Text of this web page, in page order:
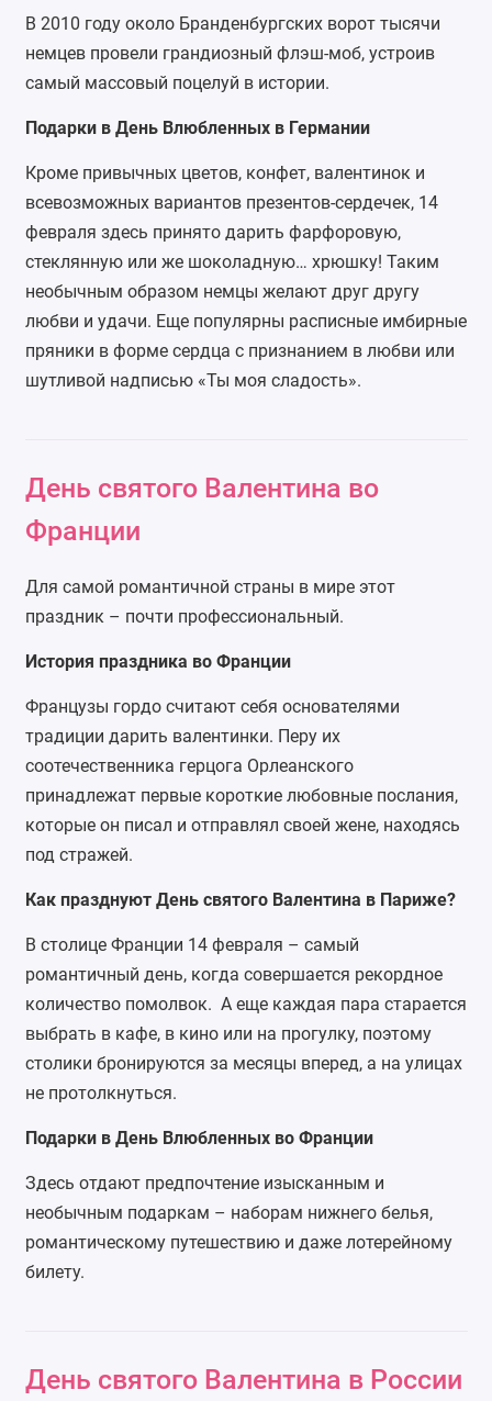
В 2010 году около Бранденбургских ворот тысячи
немцев провели грандиозный флэш-моб, устроив
самый массовый поцелуй в истории.
Подарки в День Влюбленных в Германии
Кроме привычных цветов, конфет, валентинок и
всевозможных вариантов презентов-сердечек, 14
февраля здесь принято дарить фарфоровую,
стеклянную или же шоколадную… хрюшку! Таким
необычным образом немцы желают друг другу
любви и удачи. Еще популярны расписные имбирные
пряники в форме сердца с признанием в любви или
шутливой надписью «Ты моя сладость».
День святого Валентина во
Франции
Для самой романтичной страны в мире этот
праздник – почти профессиональный.
История праздника во Франции
Французы гордо считают себя основателями
традиции дарить валентинки. Перу их
соотечественника герцога Орлеанского
принадлежат первые короткие любовные послания,
которые он писал и отправлял своей жене, находясь
под стражей.
Как празднуют День святого Валентина в Париже?
В столице Франции 14 февраля – самый
романтичный день, когда совершается рекордное
количество помолвок. А еще каждая пара старается
выбрать в кафе, в кино или на прогулку, поэтому
столики бронируются за месяцы вперед, а на улицах
не протолкнуться.
Подарки в День Влюбленных во Франции
Здесь отдают предпочтение изысканным и
необычным подаркам – наборам нижнего белья,
романтическому путешествию и даже лотерейному
билету.
День святого Валентина в России